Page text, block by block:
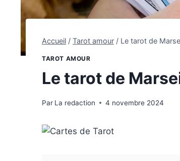
Accueil / Tarot amour / Le tarot de
TAROT AMOUR
Le tarot de
Par La redaction 4 novembre 2024